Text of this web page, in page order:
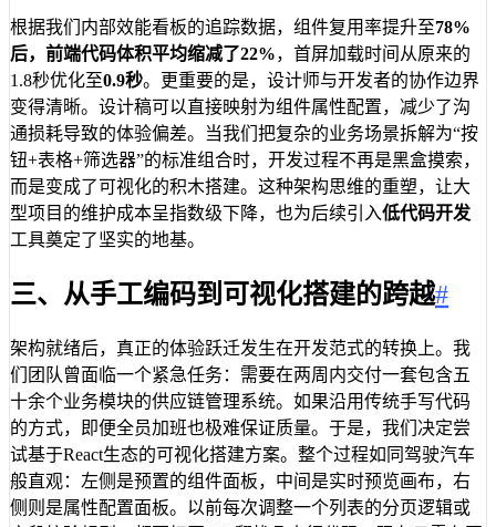
根据我们内部效能看板的追踪数据，组件复用率提升至78%
后，前端代码体积平均缩减了22%，首屏加载时间从原来的
1.8秒优化至0.9秒。更重要的是，设计师与开发者的协作边界
变得清晰。设计稿可以直接映射为组件属性配置，减少了沟
通损耗导致的体验偏差。当我们把复杂的业务场景拆解为“按
钮+表格+筛选器”的标准组合时，开发过程不再是黑盒摸索，
而是变成了可视化的积木搭建。这种架构思维的重塑，让大
型项目的维护成本呈指数级下降，也为后续引入低代码开发
工具奠定了坚实的地基。
三、从手工编码到可视化搭建的跨越#
架构就绪后，真正的体验跃迁发生在开发范式的转换上。我
们团队曾面临一个紧急任务：需要在两周内交付一套包含五
十余个业务模块的供应链管理系统。如果沿用传统手写代码
的方式，即便全员加班也极难保证质量。于是，我们决定尝
试基于React生态的可视化搭建方案。整个过程如同驾驶汽车
般直观：左侧是预置的组件面板，中间是实时预览画布，右
侧则是属性配置面板。以前每次调整一个列表的分页逻辑或